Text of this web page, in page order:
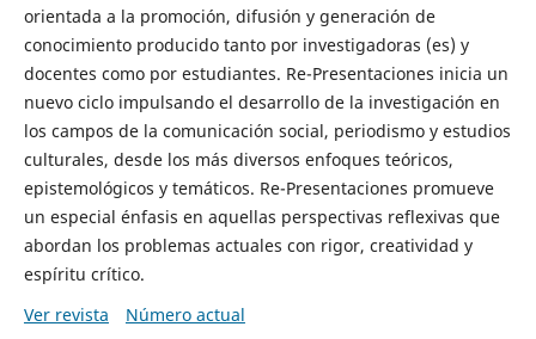
orientada a la promoción, difusión y generación de
conocimiento producido tanto por investigadoras (es) y
docentes como por estudiantes. Re-Presentaciones inicia un
nuevo ciclo impulsando el desarrollo de la investigación en
los campos de la comunicación social, periodismo y estudios
culturales, desde los más diversos enfoques teóricos,
epistemológicos y temáticos. Re-Presentaciones promueve
un especial énfasis en aquellas perspectivas reflexivas que
abordan los problemas actuales con rigor, creatividad y
espíritu crítico.
Ver revista
Número actual